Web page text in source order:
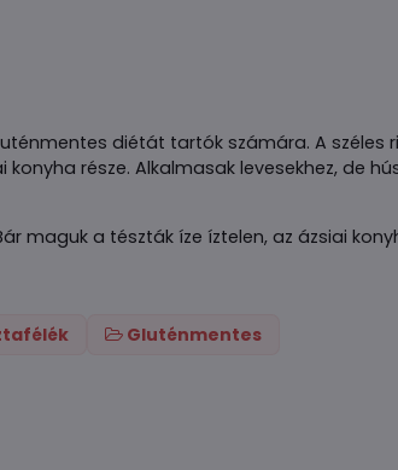
diétát tartók számára. A széles
része. Alkalmasak levesekhez, de
maguk a tészták íze íztelen, az ázsiai
Gluténmentes